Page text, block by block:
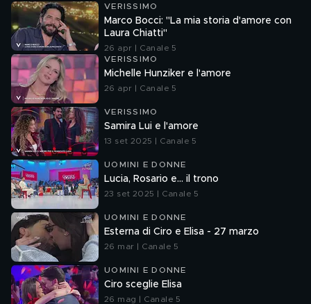
VERISSIMO
Marco Bocci: "La mia storia d'amore con
Laura Chiatti"
26 apr | Canale 5
VERISSIMO
Michelle Hunziker e l'amore
26 apr | Canale 5
VERISSIMO
Samira Lui e l'amore
13 set 2025 | Canale 5
UOMINI E DONNE
Lucia, Rosario e... il trono
23 set 2025 | Canale 5
UOMINI E DONNE
Esterna di Ciro e Elisa - 27 marzo
26 mar | Canale 5
UOMINI E DONNE
Ciro sceglie Elisa
26 mag | Canale 5